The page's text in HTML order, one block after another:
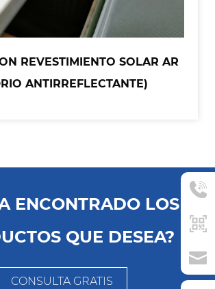
REVESTIMIENTO SOLAR AR
ANTIRREFLECTANTE)
ENCONTRADO LOS
QUE DESEA?
CONSULTA GRATIS